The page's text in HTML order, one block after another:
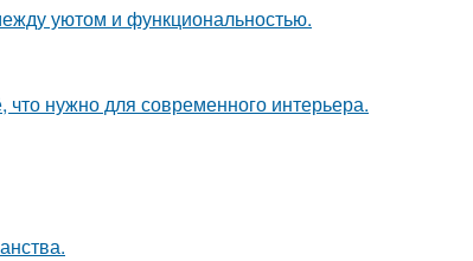
уютом и функциональностью.
нужно для современного интерьера.